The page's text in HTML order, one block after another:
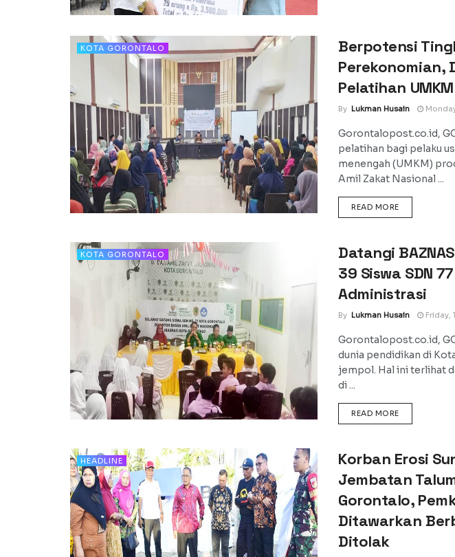
KOTA GORONTALO
Berpotensi
Perekonomian,
Pelatihan
By Lukman Husain
Gorontalopost.co.id,
pelatihan bagi pelaku
menengah (UMKM)
Amil Zakat Nasional ...
READ MOREDETAILS
KOTA GORONTALO
Datangi
39 Siswa SDN
Administrasi
By Lukman Husain Friday,
Gorontalopost.co.id,
dunia pendidikan di
jempol. Hal ini terlihat
di ...
READ MOREDETAILS
HEADLINE
Korban Erosi
Jembatan
Gorontalo,
Ditawarkan
Ditolak